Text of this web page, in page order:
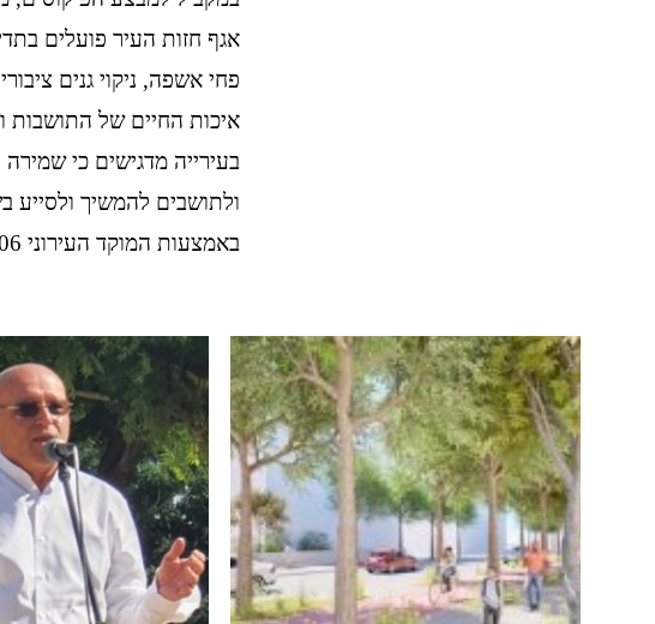
אגף חזות העיר פועלים
פחי אשפה, ניקוי גנים
איכות החיים של התושבות
בעירייה מדגישים כי
ולתושבים להמשיך ולסייע
באמצעות המוקד העירוני 106.